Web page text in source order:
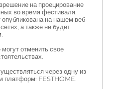
на проецирование
во время фестиваля.
опубликована на нашем веб-
а также не будет
отменить свое
через одну из
платформ: FESTHOME.